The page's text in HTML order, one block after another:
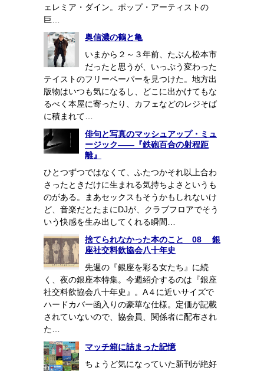
ェレミア・ダイン。ポップ・アーティストの
巨…
奥信濃の鶴と亀
いまから２～３年前、たぶん松本市
だったと思うが、いっぷう変わった
テイストのフリーペーパーを見つけた。地方出
版物はいつも気になるし、どこに出かけてもな
るべく本屋に寄ったり、カフェなどのレジそば
に積まれて…
俳句と写真のマッシュアップ・ミュ
ージック――『鉄砲百合の射程距
離』
ひとつずつではなくて、ふたつかそれ以上合わ
さったときだけに生まれる気持ちよさというも
のがある。まあセックスもそうかもしれないけ
ど、音楽だとたまにDJが、クラブフロアでそう
いう快感を生み出してくれる瞬間…
捨てられなかった本のこと 08 銀
座社交料飲協会八十年史
先週の『銀座を彩る女たち』に続
く、夜の銀座本特集。今週紹介するのは『銀座
社交料飲協会八十年史』。A４に近いサイズで
ハードカバー函入りの豪華な仕様。定価が記載
されていないので、協会員、関係者に配布され
た…
マッチ箱に詰まった記憶
ちょうど気になっていた新刊が絶好